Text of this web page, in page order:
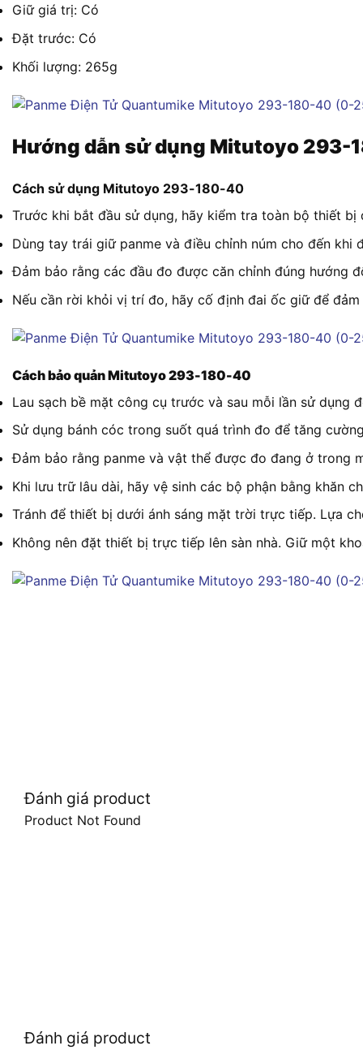
Giữ giá trị: Có
Đặt trước: Có
Khối lượng: 265g
Hướng dẫn sử dụng Mitutoyo 293-
Cách sử dụng Mitutoyo 293-180-40
Trước khi bắt đầu sử dụng, hãy kiểm tra toàn bộ thiết
Dùng tay trái giữ panme và điều chỉnh núm cho đến
Đảm bảo rằng các đầu đo được căn chỉnh đúng hướng
Nếu cần rời khỏi vị trí đo, hãy cố định đai ốc giữ để
Cách bảo quản Mitutoyo 293-180-40
Lau sạch bề mặt công cụ trước và sau mỗi lần sử dụng
Sử dụng bánh cóc trong suốt quá trình đo để tăng
Đảm bảo rằng panme và vật thể được đo đang ở trong
Khi lưu trữ lâu dài, hãy vệ sinh các bộ phận bằng khăn
Tránh để thiết bị dưới ánh sáng mặt trời trực tiếp. Lựa
Không nên đặt thiết bị trực tiếp lên sàn nhà. Giữ một
Đánh giá product
Product Not Found
Đánh giá product